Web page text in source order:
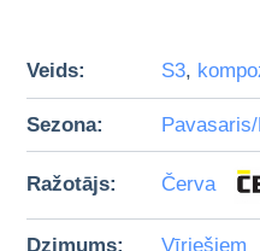
Veids: S3,
Sezona:
Ražotājs: Červa
Dzimums: Vīriešiem